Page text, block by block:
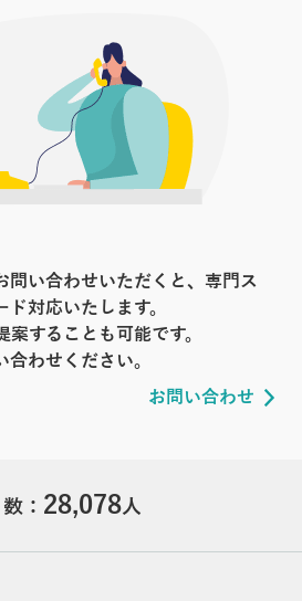
問い合わせいただくと、専門ス
対応いたします。
することも可能です。
わせください。
お問い合わせ
： 28,078人